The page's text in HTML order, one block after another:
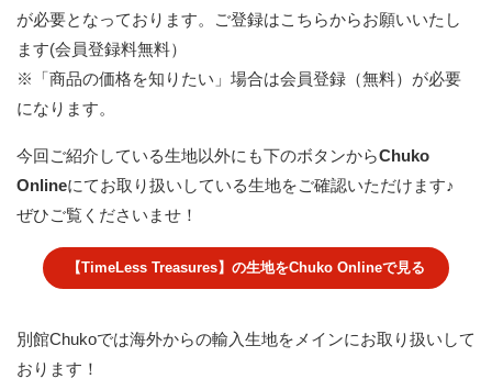
が必要となっております。
ご登録はこちらからお願いいたし
ます(会員登録料無料）
※「商品の価格を知りたい」場合は会員登録（無料）が必要
になります。
今回ご紹介している生地以外にも下のボタンからChuko
Onlineにてお取り扱いしている生地をご確認いただけます♪
ぜひご覧くださいませ！
【TimeLess Treasures】の生地をChuko Onlineで見る
別館Chukoでは海外からの輸入生地をメインにお取り扱いして
おります！